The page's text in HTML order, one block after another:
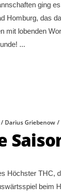
ging
Homburg, das
mit lobenden
Darius Griebenow
Höchster THC,
beim